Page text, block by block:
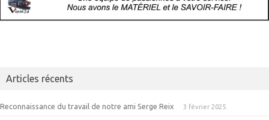
Articles récents
Reconnaissance du travail de notre ami Serge Reix 3 février 2025